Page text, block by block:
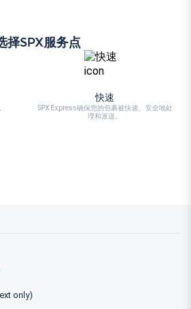
择SPX服务点
快速
SPX Express确保您的包裹被快速、安全地处
理和派送。
only)